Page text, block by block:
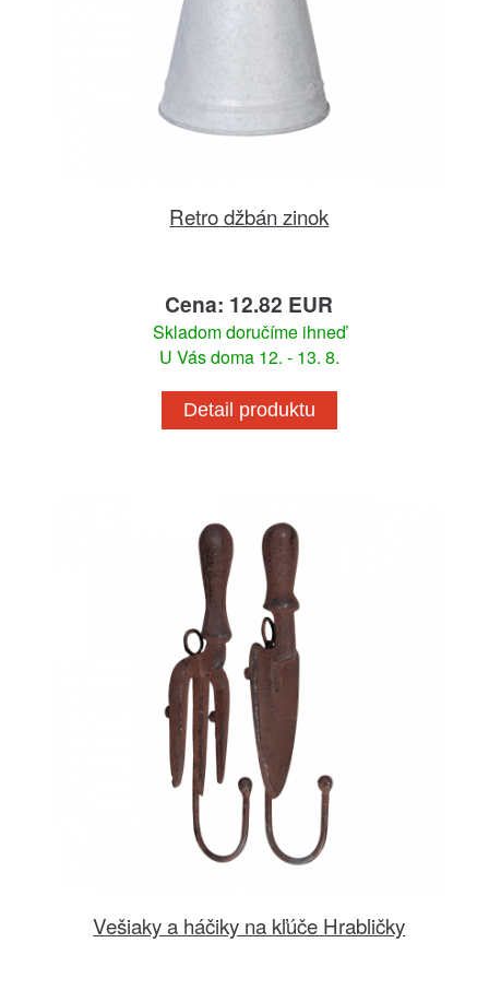
Retro džbán zinok
Cena: 12.82 EUR
Skladom doručíme ihneď
U Vás doma 12. - 13. 8.
Detail produktu
Vešiaky a háčiky na kľúče Hrabličky